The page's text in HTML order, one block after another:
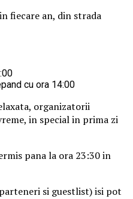
fiecare an, din strada
cu ora 14:00
organizatorii
in special in prima zi
pana la ora 23:30 in
si guestlist) isi pot